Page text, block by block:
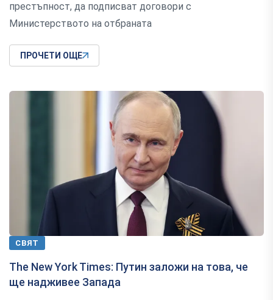
престъпност, да подписват договори с
Министерството на отбраната
ПРОЧЕТИ ОЩЕ
СВЯТ
The New York Times: Путин заложи на това, че
ще надживее Запада